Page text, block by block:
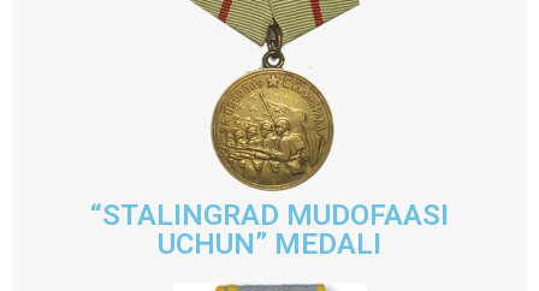
“STALINGRAD MUDOFAASI
UCHUN” MEDALI